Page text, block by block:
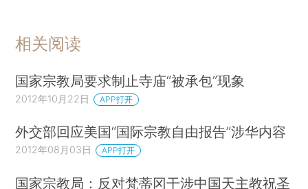
相关阅读
国家宗教局要求制止寺庙“被承包”现象
2012年10月22日 APP打开
外交部回应美国“国际宗教自由报告”涉华内容
2012年08月03日 APP打开
国家宗教局：反对梵蒂冈干涉中国天主教祝圣